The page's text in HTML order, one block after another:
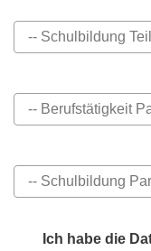
Ich habe die